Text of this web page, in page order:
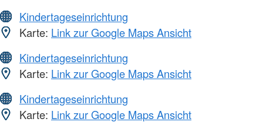
Kindertageseinrichtung
Karte: Link zur Google Maps Ansicht
Kindertageseinrichtung
Karte: Link zur Google Maps Ansicht
Kindertageseinrichtung
Karte: Link zur Google Maps Ansicht